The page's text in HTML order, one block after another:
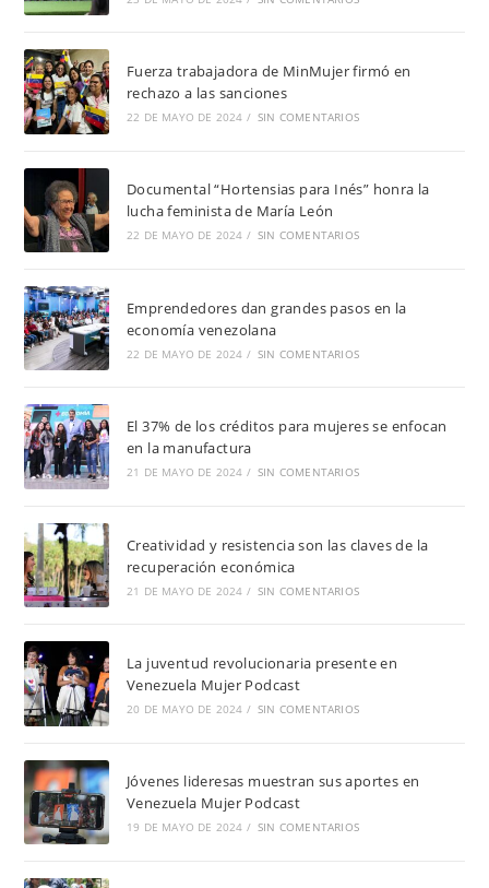
Fuerza trabajadora de MinMujer firmó en
rechazo a las sanciones
22 DE MAYO DE 2024 / SIN COMENTARIOS
Documental “Hortensias para Inés” honra la
lucha feminista de María León
22 DE MAYO DE 2024 / SIN COMENTARIOS
Emprendedores dan grandes pasos en la
economía venezolana
22 DE MAYO DE 2024 / SIN COMENTARIOS
El 37% de los créditos para mujeres se enfocan
en la manufactura
21 DE MAYO DE 2024 / SIN COMENTARIOS
Creatividad y resistencia son las claves de la
recuperación económica
21 DE MAYO DE 2024 / SIN COMENTARIOS
La juventud revolucionaria presente en
Venezuela Mujer Podcast
20 DE MAYO DE 2024 / SIN COMENTARIOS
Jóvenes lideresas muestran sus aportes en
Venezuela Mujer Podcast
19 DE MAYO DE 2024 / SIN COMENTARIOS